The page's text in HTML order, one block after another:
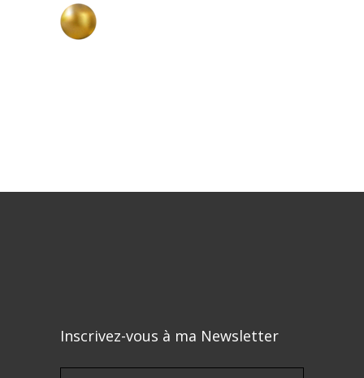
Inscrivez-vous à ma Newsletter